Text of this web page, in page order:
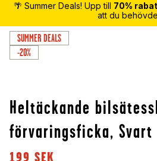
🌴 Summer Deals! Upp till 70%
att du
SUMMER DEALS
-20%
0/4
Heltäckande
förvaringsficka, Svart
199 SEK